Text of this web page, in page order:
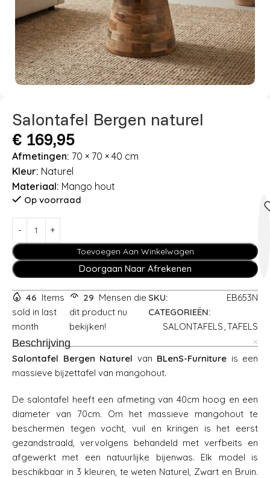
Salontafel Bergen naturel
€ 169,95
Afmetingen: 70 × 70 × 40 cm
Kleur: Naturel
Materiaal: Mango hout
Op voorraad
Toevoegen Aan Winkelwagen
Doorgaan Naar Afrekenen
46 Items
sold in last
month
29 Mensen die
dit product nu
bekijken!
SKU:
EB653N
CATEGORIEËN:
SALONTAFELS,TAFELS
Beschrijving
Salontafel Bergen Naturel van BLenS-Furniture is een
massieve bijzettafel van mangohout.
De salontafel heeft een afmeting van 40cm hoog en een
diameter van 70cm. Om het massieve mangohout te
beschermen tegen vocht, vuil en kringen is het eerst
gezandstraald, vervolgens behandeld met verfbeits en
afgewerkt met een natuurlijke bijenwas. Elk model is
beschikbaar in 3 kleuren, te weten Naturel, Zwart en Bruin.